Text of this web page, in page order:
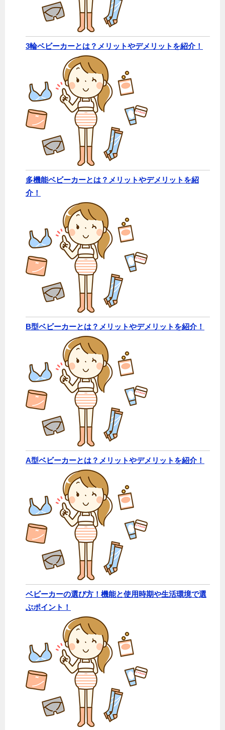
3輪ベビーカーとは？メリットやデメリットを紹介！
多機能ベビーカーとは？メリットやデメリットを紹
介！
B型ベビーカーとは？メリットやデメリットを紹介！
A型ベビーカーとは？メリットやデメリットを紹介！
ベビーカーの選び方！機能と使用時期や生活環境で選
ぶポイント！